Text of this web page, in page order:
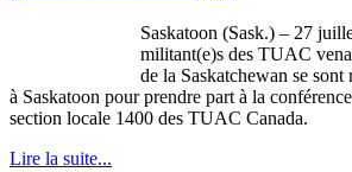
Saskatoon (Sask.) – 27
militant(e)s des TUAC
de la Saskatchewan se sont
à Saskatoon pour prendre part à la
section locale 1400 des TUAC Canada.
Lire la suite...